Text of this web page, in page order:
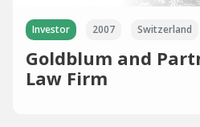
Investor 2007 Switzerland
Goldblum and
Law Firm